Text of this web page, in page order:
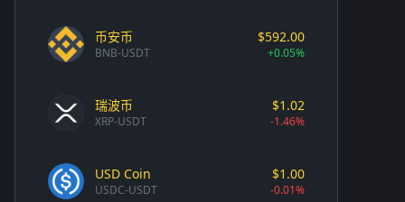
币安币
BNB-USDT
$592.00
+0.05%
瑞波币
XRP-USDT
$1.02
-1.46%
USD Coin
USDC-USDT
$1.00
-0.01%